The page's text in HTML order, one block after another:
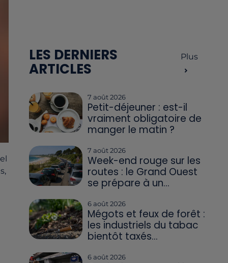
LES DERNIERS
ARTICLES
Plus
7 août 2026
Petit-déjeuner : est-il
vraiment obligatoire de
manger le matin ?
7 août 2026
Week-end rouge sur les
routes : le Grand Ouest
se prépare à un...
6 août 2026
Mégots et feux de forêt :
les industriels du tabac
bientôt taxés...
6 août 2026